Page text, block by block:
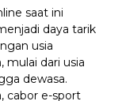
saat ini
daya tarik
usia
mulai dari usia
dewasa.
cabor e-sport